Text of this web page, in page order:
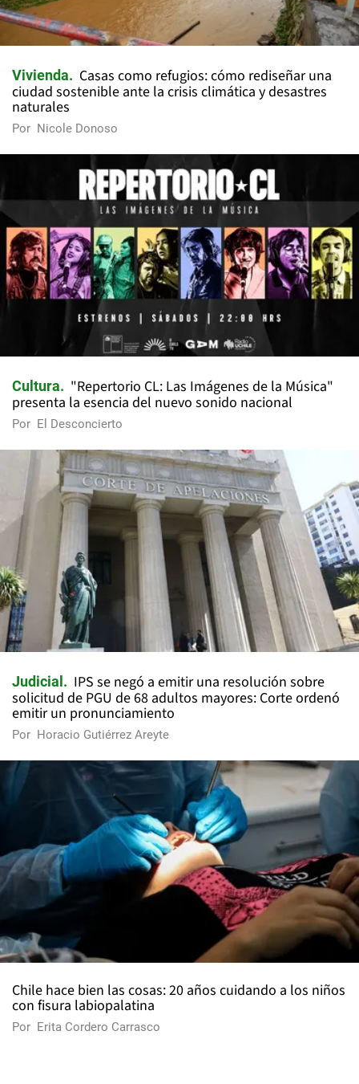
Vivienda
Casas como refugios: cómo rediseñar una
ciudad sostenible ante la crisis climática y desastres
naturales
Por Nicole Donoso
Cultura
"Repertorio CL: Las Imágenes de la Música"
presenta la esencia del nuevo sonido nacional
Por El Desconcierto
Judicial
IPS se negó a emitir una resolución sobre
solicitud de PGU de 68 adultos mayores: Corte ordenó
emitir un pronunciamiento
Por Horacio Gutiérrez Areyte
Chile hace bien las cosas: 20 años cuidando a los niños
con fisura labiopalatina
Por Erita Cordero Carrasco